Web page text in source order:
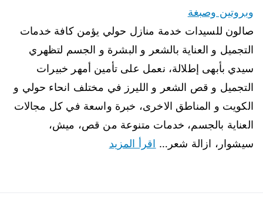
وبروتين وصبغة
صالون للسيدات خدمة منازل حولي يؤمن كافة خدمات
التجميل و العناية بالشعر و البشرة و الجسم لتظهري
سيدي بأبهى إطلالة، نعمل على تأمين أمهر خبيرات
التجميل و قص الشعر و الليرز في مختلف انحاء حولي و
الكويت و المناطق الاخرى، خبرة واسعة في كل مجالات
العناية بالجسم، خدمات متنوعة من قص، ميش،
سيشوار، ازالة شعر… اقرأ المزيد